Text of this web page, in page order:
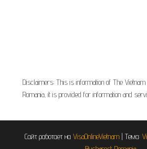
Disclaimers: This is information of The
Romania, it is provided for information and
Сайт работает на VisaOnlineVietnam | Тема: